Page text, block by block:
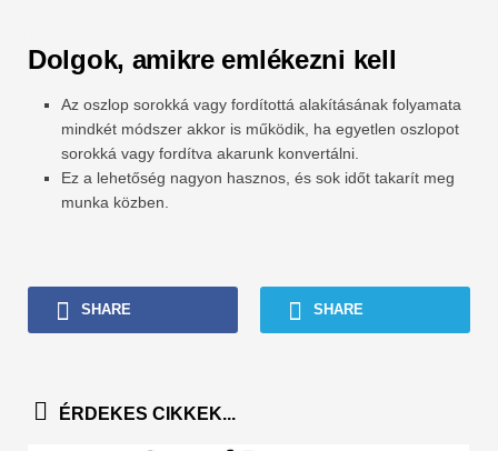
Dolgok, amikre emlékezni kell
Az oszlop sorokká vagy fordítottá alakításának folyamata
mindkét módszer akkor is működik, ha egyetlen oszlopot
sorokká vagy fordítva akarunk konvertálni.
Ez a lehetőség nagyon hasznos, és sok időt takarít meg
munka közben.
SHARE SHARE
ÉRDEKES CIKKEK...